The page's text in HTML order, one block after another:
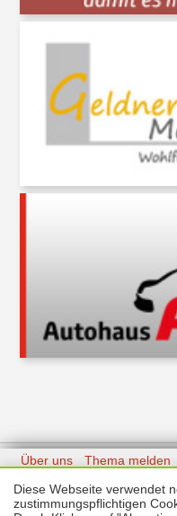
Über uns Thema melden
Diese Webseite verwendet
zustimmungspflichtigen